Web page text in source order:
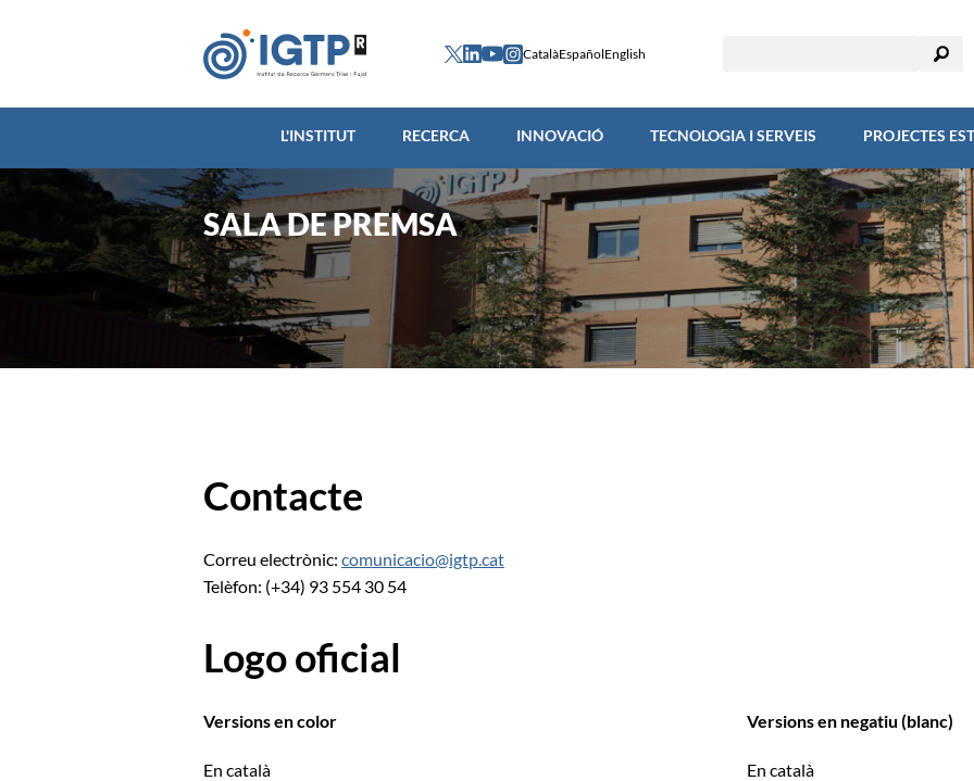
CatalàEspañolEnglish
L'INSTITUT RECERCA INNOVACIÓ TECNOLOGIA I SERVEIS PROJECTES
SALA DE PREMSA
Contacte
Correu electrònic: comunicacio@igtp.cat
Telèfon: (+34) 93 554 30 54
Logo oficial
Versions en color
En català
Versions en negatiu (blanc)
En català